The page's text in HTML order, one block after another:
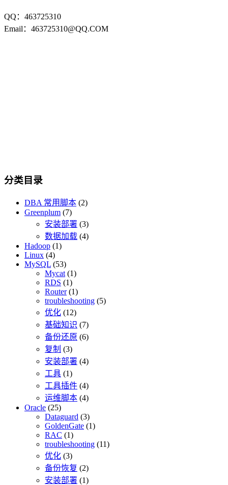
QQ：463725310
Email：463725310@QQ.COM
分类目录
DBA 常用脚本 (2)
Greenplum (7)
安装部署 (3)
数据加载 (4)
Hadoop (1)
Linux (4)
MySQL (53)
Mycat (1)
RDS (1)
Router(1)
troubleshooting (5)
优化 (12)
基础知识 (7)
备份还原 (6)
复制 (3)
安装部署 (4)
工具 (1)
工具插件 (4)
运维脚本 (4)
Oracle (25)
Dataguard (3)
GoldenGate (1)
RAC (1)
troubleshooting (11)
优化 (3)
备份恢复 (2)
安装部署 (1)